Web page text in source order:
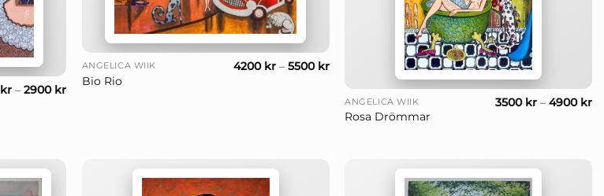
kr –2900 kr
+
ANGELICA WIIK
Bio Rio
4200 kr– 5500 kr
ANGELICA WIIK
Rosa Drömmar
3500 kr –4900 kr